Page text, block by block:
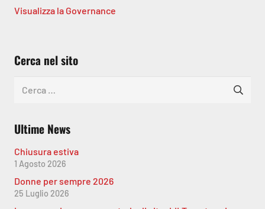
Visualizza la Governance
Cerca nel sito
Ultime News
Chiusura estiva
1 Agosto 2026
Donne per sempre 2026
25 Luglio 2026